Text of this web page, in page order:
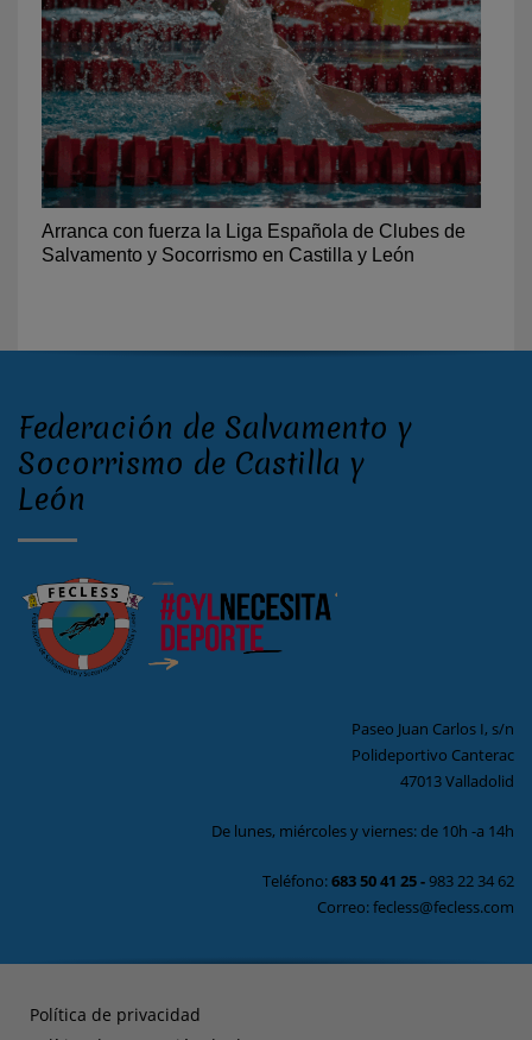
Arranca con fuerza la Liga Española de Clubes de
Salvamento y Socorrismo en Castilla y León
Federación de Salvamento y
Socorrismo de Castilla y
León
Paseo Juan Carlos I, s/n
Polideportivo Canterac
47013 Valladolid
De lunes, miércoles y viernes: de 10h -a 14h
Teléfono:683 50 41 25-983 22 34 62
Correo: fecless@fecless.com
Política de privacidad